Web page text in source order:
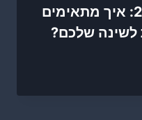
מזרן אורטופדי ב-2026: איך מתאימים
לשינה שלכם?